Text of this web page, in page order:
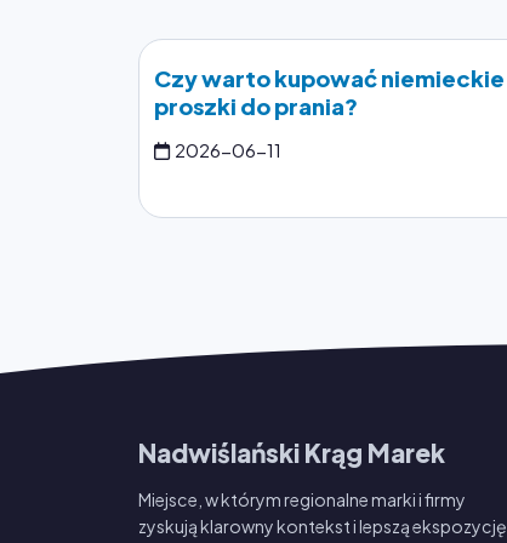
Czy warto kupować niemieckie
proszki do prania?
2026-06-11
Nadwiślański Krąg Marek
Miejsce, w którym regionalne marki i firmy
zyskują klarowny kontekst i lepszą ekspozycję.